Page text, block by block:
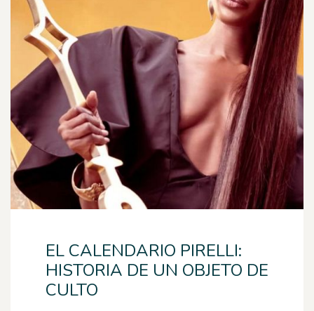
EL CALENDARIO PIRELLI:
HISTORIA DE UN OBJETO DE
CULTO